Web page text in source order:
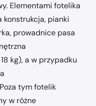
Elementami fotelika
konstrukcja, pianki
prowadnice pasa
kg), a w przypadku
tym fotelik
w różne